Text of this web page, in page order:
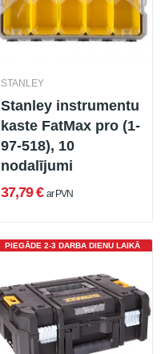
STANLEY
Stanley instrumentu
kaste FatMax pro (1-
97-518), 10
nodalījumi
37,79 € ar PVN
PIEGĀDE 2-3 DARBA DIENU LAIKĀ